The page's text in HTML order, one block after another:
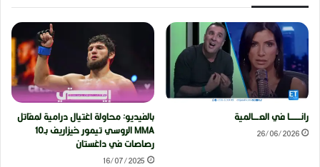
رانــــــــا في العــــالمية
26/06/2026
بالفيديو: محاولة اغتيال درامية لمقاتل
MMA الروسي تيمور خيزاريف بـ10
رصاصات في داغستان
16/07/2025